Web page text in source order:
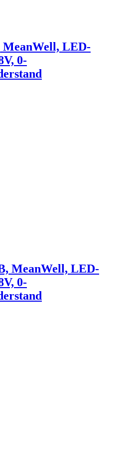
MeanWell, LED-
0-
MeanWell, LED-
0-